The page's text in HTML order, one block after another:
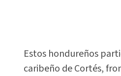
Estos hondureños
caribeño de Cortés,